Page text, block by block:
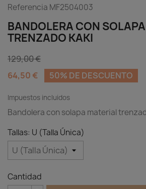
Referencia MF2504003
BANDOLERA CON
TRENZADO KAKI
129,00 €
64,50 €
50% DE DESCUENTO
Impuestos incluidos
Bandolera con solapa material
Tallas: U (Talla Única)
Cantidad